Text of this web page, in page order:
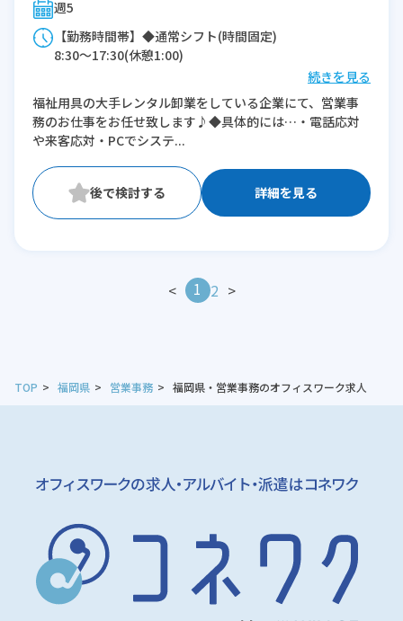
週5
【勤務時間帯】◆通常シフト(時間固定)
8:30〜17:30(休憩1:00)
※残業：10〜15時間程度/月
続きを見る
福祉用具の大手レンタル卸業をしている企業にて、営業事
務のお仕事をお任せ致します♪◆具体的には…・電話応対
や来客応対・PCでシステ...
詳細を見る
< 1 2 >
TOP 福岡県 営業事務 福岡県・営業事務のオフィスワーク求人